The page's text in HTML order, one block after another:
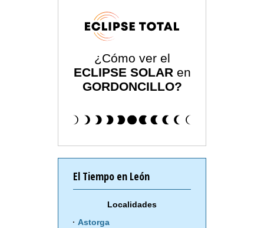
¿Cómo ver el
ECLIPSE SOLAR en
GORDONCILLO?
El Tiempo en León
Localidades
Astorga